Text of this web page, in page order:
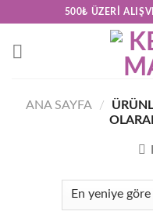
content
500₺ ÜZERI
ANA SAYFA /